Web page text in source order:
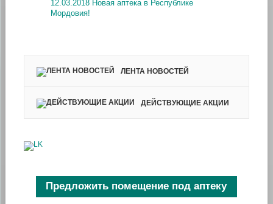
12.03.2018 Новая аптека в Республике
Мордовия!
ЛЕНТА НОВОСТЕЙ
ДЕЙСТВУЮЩИЕ АКЦИИ
Предложить помещение под аптеку